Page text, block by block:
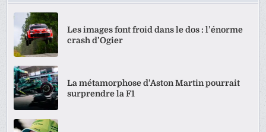
Les images font froid dans le dos : l’énorme
crash d’Ogier
La métamorphose d’Aston Martin pourrait
surprendre la F1